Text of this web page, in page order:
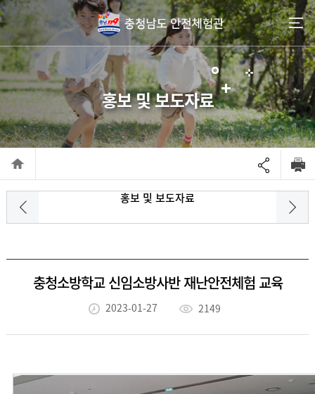
go to contents
홍보 및 보도자료
홍보 및 보도자료
충청소방학교 신임소방사반 재난안전체험 교육
2023-01-27 2149